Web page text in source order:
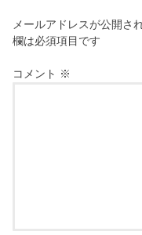
メールアドレスが公開さ
欄は必須項目です
コメント ※